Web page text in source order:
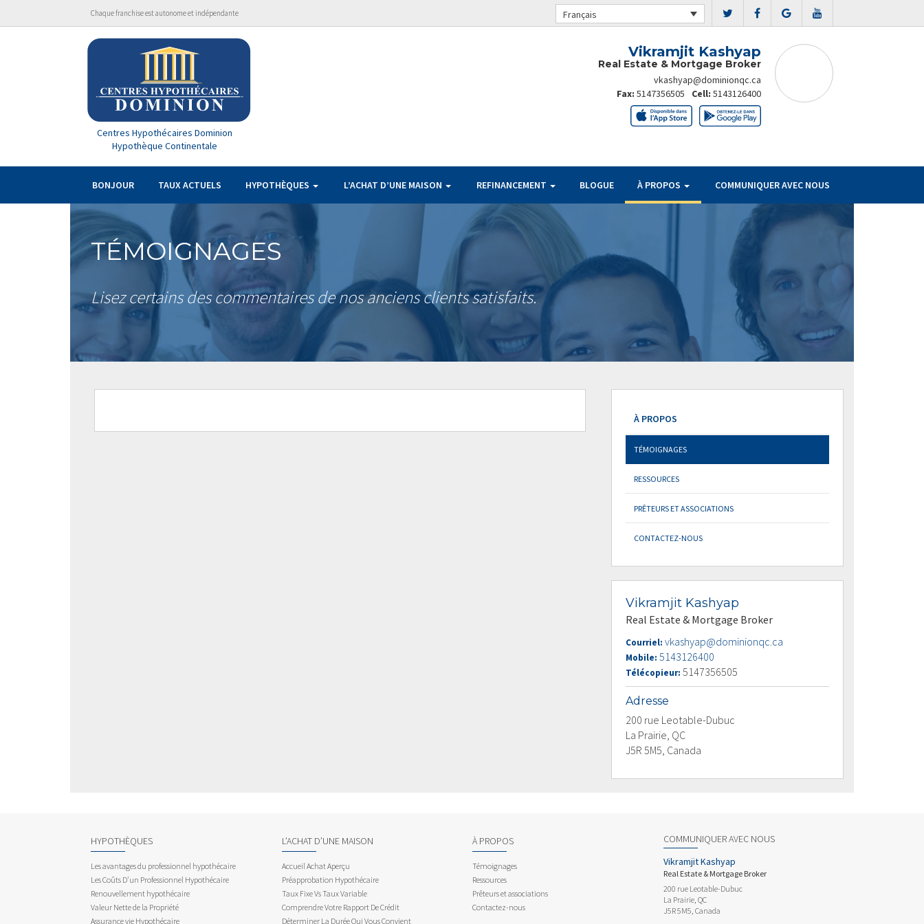
Chaque franchise est autonome et indépendante Français
Centres Hypothécaires Dominion
Hypothèque Continentale
Vikramjit Kashyap
Real Estate & Mortgage Broker
vkashyap@dominionqc.ca
Cell: 5143126400
Fax: 5147356505
BONJOUR TAUX ACTUELS HYPOTHÈQUES L’ACHAT D’UNE MAISON REFINANCEMENT BLOGUE À PROPOS COMMUNIQUER AVEC NOUS
TÉMOIGNAGES
Lisez certains des commentaires de nos anciens clients satisfaits.
À PROPOS
TÉMOIGNAGES
RESSOURCES
PRÊTEURS ET ASSOCIATIONS
CONTACTEZ-NOUS
Vikramjit Kashyap
Real Estate & Mortgage Broker
Courriel: vkashyap@dominionqc.ca
Mobile: 5143126400
Télécopieur: 5147356505
Adresse
200 rue Leotable-Dubuc
La Prairie, QC
J5R 5M5, Canada
HYPOTHÈQUES
Les avantages du professionnel hypothécaire
Les Coûts D’un Professionnel Hypothécaire
Renouvellement hypothécaire
Valeur Nette de la Propriété
Assurance vie Hypothécaire
L’ACHAT D’UNE MAISON
Accueil Achat Aperçu
Préapprobation Hypothécaire
Taux Fixe Vs Taux Variable
Comprendre Votre Rapport De Crédit
Déterminer La Durée Qui Vous Convient
À PROPOS
Témoignages
Ressources
Prêteurs et associations
Contactez-nous
COMMUNIQUER AVEC NOUS
Vikramjit Kashyap
Real Estate & Mortgage Broker
200 rue Leotable-Dubuc
La Prairie, QC
J5R 5M5, Canada